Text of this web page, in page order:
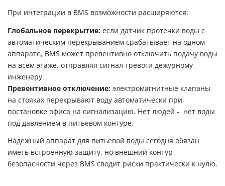
При интеграции в BMS возможности расширяются:
Глобальное перекрытие: если датчик протечки воды с
автоматическим перекрыванием срабатывает на одном
аппарате, BMS может превентивно отключить подачу воды
на всем этаже, отправляя сигнал тревоги дежурному
инженеру.
Превентивное отключение: электромагнитные клапаны
на стояках перекрывают воду автоматически при
постановке офиса на сигнализацию. Нет людей - нет воды
под давлением в питьевом контуре.
Надежный аппарат для питьевой воды сегодня обязан
иметь встроенную защиту, но внешний контур
безопасности через BMS сводит риски практически к нулю.